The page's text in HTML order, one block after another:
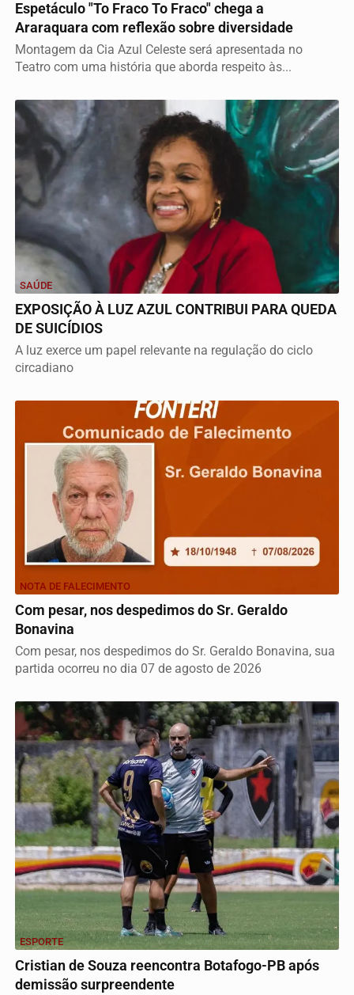
Espetáculo "To Fraco To Fraco" chega a
Araraquara com reflexão sobre diversidade
Montagem da Cia Azul Celeste será apresentada no
Teatro com uma história que aborda respeito às...
SAÚDE
EXPOSIÇÃO À LUZ AZUL CONTRIBUI PARA QUEDA
DE SUICÍDIOS
A luz exerce um papel relevante na regulação do ciclo
circadiano
NOTA DE FALECIMENTO
Com pesar, nos despedimos do Sr. Geraldo
Bonavina
Com pesar, nos despedimos do Sr. Geraldo Bonavina, sua
partida ocorreu no dia 07 de agosto de 2026
ESPORTE
Cristian de Souza reencontra Botafogo-PB após
demissão surpreendente